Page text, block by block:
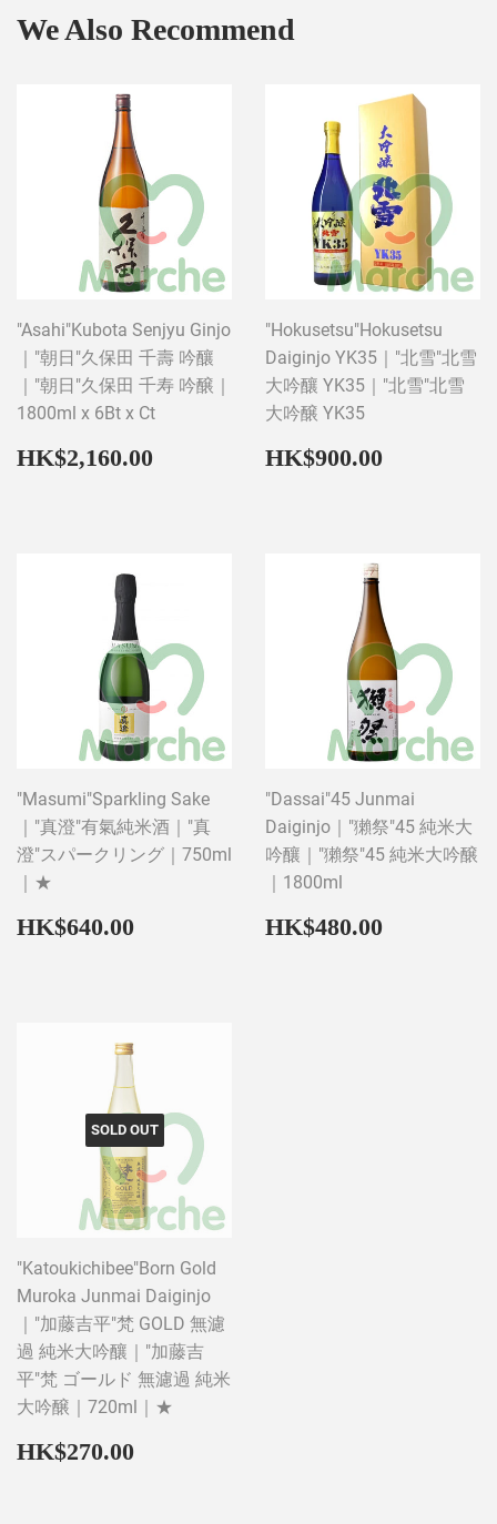
We Also Recommend
"Asahi"Kubota Senjyu Ginjo
｜"朝日"久保田 千壽 吟釀
｜"朝日"久保田 千寿 吟醸｜
1800ml x 6Bt x Ct
Regular
price
HK$2,160.00 HK$2,160.00
"Hokusetsu"Hokusetsu
Daiginjo YK35｜"北雪"北雪
大吟釀 YK35｜"北雪"北雪
大吟醸 YK35
Regular
price
HK$900.00
"Masumi"Sparkling Sake
｜"真澄"有氣純米酒｜"真
澄"スパークリング｜750ml
｜★
Regular
price
HK$640.00 HK$640.00
"Dassai"45 Junmai
Daiginjo｜"獺祭"45 純米大
吟釀｜"獺祭"45 純米大吟醸
｜1800ml
Regular
price
HK$480.00
SOLD OUT
"Katoukichibee"Born Gold
Muroka Junmai Daiginjo
｜"加藤吉平"梵 GOLD 無濾
過 純米大吟釀｜"加藤吉
平"梵 ゴールド 無濾過 純米
大吟醸｜720ml｜★
Regular
price
HK$270.00